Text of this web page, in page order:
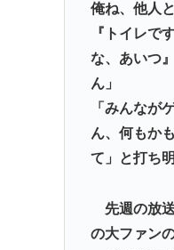
俺ね、他人
『トイレで
な、あいつ
ん」
「みんなが
ん、何もか
て」と打ち明
先週の放
の大ファン